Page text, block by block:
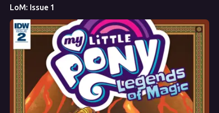
LoM: Issue 1